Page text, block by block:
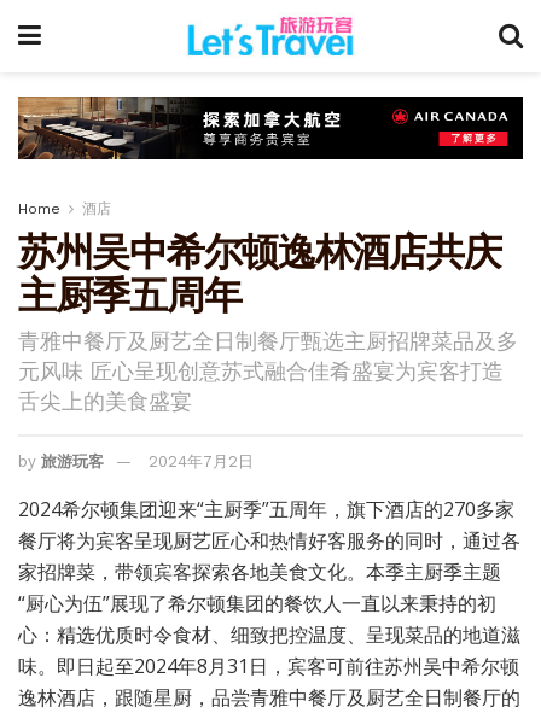
Home 酒店
苏州吴中希尔顿逸林酒店共庆
主厨季五周年
青雅中餐厅及厨艺全日制餐厅甄选主厨招牌菜品及多
元风味 匠心呈现创意苏式融合佳肴盛宴为宾客打造
舌尖上的美食盛宴
by 旅游玩客 2024年7月2日
2024希尔顿集团迎来“主厨季”五周年，旗下酒店的270多家
餐厅将为宾客呈现厨艺匠心和热情好客服务的同时，通过各
家招牌菜，带领宾客探索各地美食文化。本季主厨季主题
“厨心为伍”展现了希尔顿集团的餐饮人一直以来秉持的初
心：精选优质时令食材、细致把控温度、呈现菜品的地道滋
味。即日起至2024年8月31日，宾客可前往苏州吴中希尔顿
逸林酒店，跟随星厨，品尝青雅中餐厅及厨艺全日制餐厅的